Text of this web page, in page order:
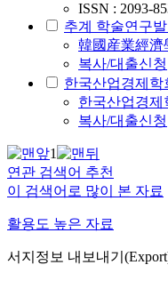
ISSN : 2093-
추계 학술연구
韓國産業經濟
복사/대출신청
한국산업경제학
한국산업경제
복사/대출신청
1
연관 검색어 추천
이 검색어로 많이 본 자료
활용도 높은 자료
서지정보 내보내기